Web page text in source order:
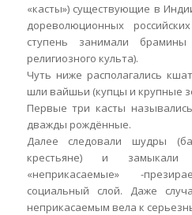
«касты») существующие в
дореволюционных
ступень занимали
религиозного культа).
Чуть ниже располагались
шли вайшьи (купцы и крупные
Первые три касты
дважды рождённые.
Далее следовали шудры
крестьяне) и замыкали
«неприкасаемые» -
социальный слой. Даже
неприкасаемым вела к